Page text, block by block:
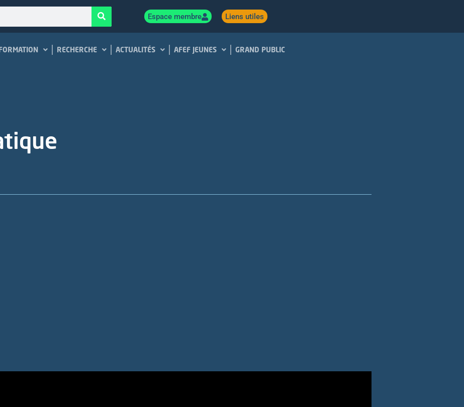
Espace membre Liens utiles
RECHERCHE ACTUALITÉS AFEF JEUNES GRAND PUBLIC